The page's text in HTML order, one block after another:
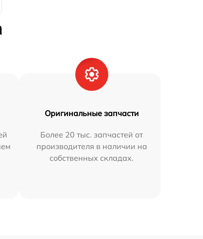
Оригинальные запчасти
Более 20 тыс. запчастей от
производителя в наличии на
собственных складах.